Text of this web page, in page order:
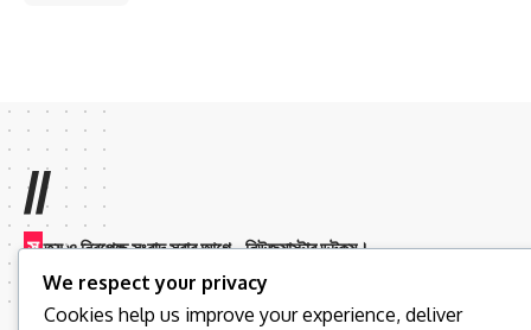
//
স ত্য ও নিরপেক্ষ সংবাদ সবার আগে – নিউজমাস্টার ডটকম।
We respect your privacy
Cookies help us improve your experience, deliver